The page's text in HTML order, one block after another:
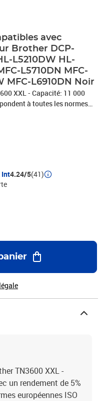
avec
Brother DCP-
L5210DW HL-
L5710DN MFC-
MFC-L6910DN Noir
XXL - Capacité: 11 000
à toutes les normes
CE, ROHS - 100%
Int4.24/5(41)
TN3600 XXL -
un rendement de 5%
européennes ISO